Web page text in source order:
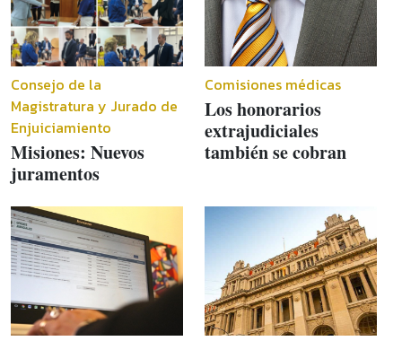
Consejo de la
Magistratura y Jurado de
Enjuiciamiento
Misiones: Nuevos
juramentos
Comisiones médicas
Los honorarios
extrajudiciales
también se cobran